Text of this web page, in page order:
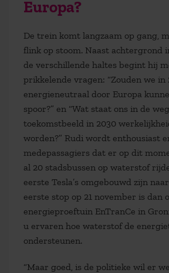
Europa?
De trein komt langzaam op gang,
flink op stoom. Naast achtergrond
de verschillende haltes begint hij
prikkelende vragen: “Zouden we in
energieneutraal door Europa
spoor?” en “Wat staat ons in de
toekomstbeeld in 2030
worden?” Rudi wordt enthousiast
medepassagiers dat er op dit
al 20 stadsbussen op waterstof
eerste Tesla’s omgebouwd zijn naar
eerste stop op 21 november is dan
energieproeftuin EnTranCe in
u ervaren hoe waterstof de
ondersteunen.
“Maar goed, is de politieke wil er